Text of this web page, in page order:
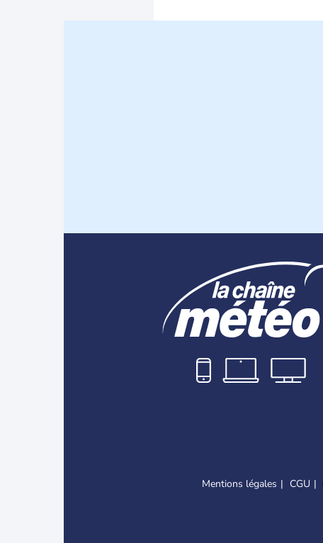
Mentions légales CGU